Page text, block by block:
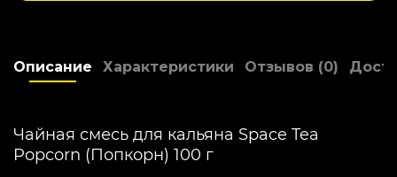
Холод -
Не холодный
Бонусные баллы:
Описание Характеристики Отзывов (0)
Чайная смесь для кальяна Space Tea
Popcorn (Попкорн) 100 г